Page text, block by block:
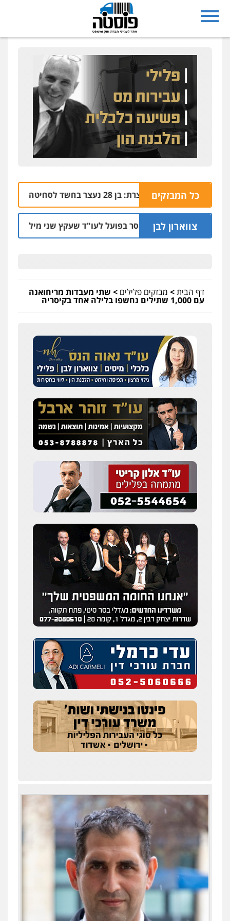
כל המבזקים
נצרת: בן 28 נעצר בחשד לסחיטה באיומים מטלפון שאינו שלו
צווארון לבן
מאסר בפועל לעו"ד שעקץ שני מיליון שקל על דירה
דף הבית> מבזקים פלילים > שתי מעבדות מריחואנה
עם 1,000 שתילים נחשפו בלילה אחד בקיסריה
עו"ד תומר נוה
שחר לדובסקי, עו"ד
פלילי מעצרים וחקירות עבירות המתה עורכי
דין לענייני אסירים
0507913332
עו"ד איהאב ג'לג'ולי
פלילי מעצרים וחקירות עורכי דין לענייני
אסירים
0505216700
עו"ד שלומי שרון
עו"ד אלון קריטי
פלילי כלכלי אלימות סמים
0525544654
מנשה, אלמוג – עורכי דין
פלילי עבירות תנועה צווארון לבן
עורכי דין לענייני אסירים מעצרים וחקירות
0546470989